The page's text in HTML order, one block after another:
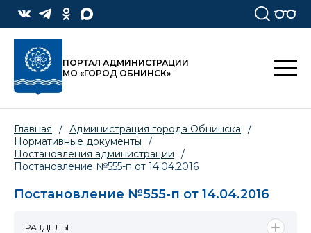
ПОРТАЛ АДМИНИСТРАЦИИ
МО «ГОРОД ОБНИНСК»
Главная / Администрация города Обнинска
/
Нормативные документы
/
Постановления администрации
/
Постановление №555-п от 14.04.2016
Постановление №555-п от 14.04.2016
РАЗДЕЛЫ